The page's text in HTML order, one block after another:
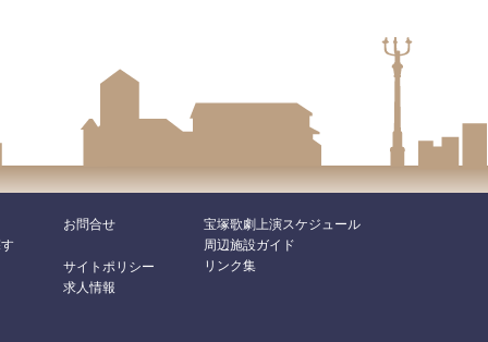
お問合せ
サイトポリシー
求人情報
宝塚歌劇上演スケジュール
周辺施設ガイド
リンク集